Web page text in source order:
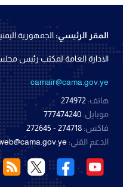
المقر الرئيسي:الجمهورية
الادارة العامة لمكتب رئيس
camair@cama.gov.ye
هاتف: 274972
موبايل: 777474240
فاكس: 274718 - 272645
الدعم الفني: